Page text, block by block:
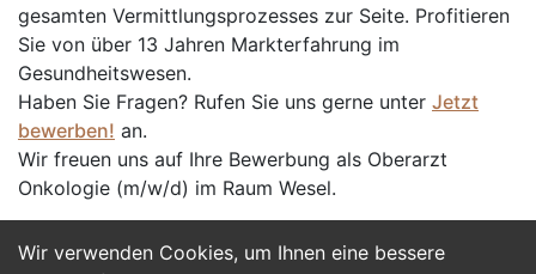
Wir verwenden Cookies, um Ihnen eine bessere
gesamten Vermittlungsprozesses zur Seite. Profitieren
Sie von über 13 Jahren Markterfahrung im
Gesundheitswesen.
Haben Sie Fragen? Rufen Sie uns gerne unter Jetzt
bewerben! an.
Wir freuen uns auf Ihre Bewerbung als Oberarzt
Onkologie (m/w/d) im Raum Wesel.